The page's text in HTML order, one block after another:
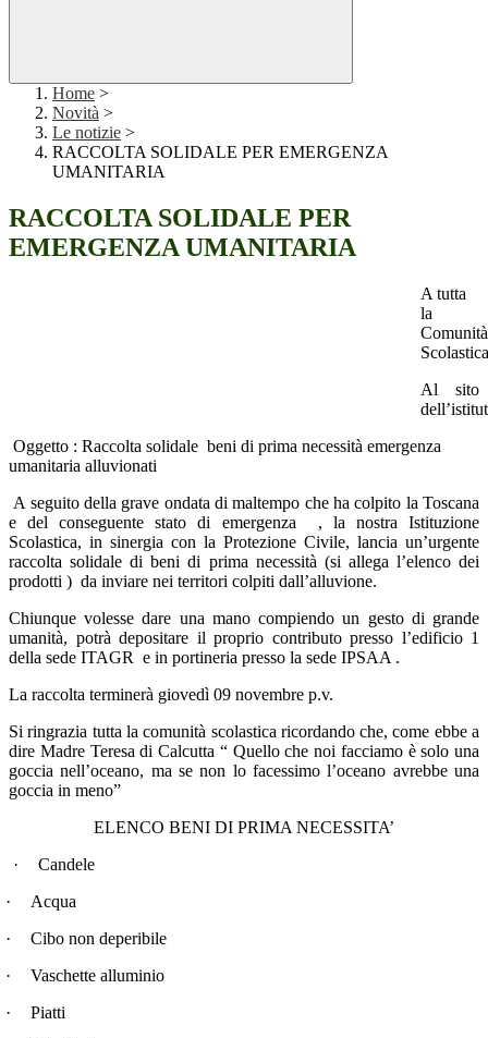
Home >
Novità >
Le notizie >
RACCOLTA SOLIDALE PER EMERGENZA
UMANITARIA
RACCOLTA SOLIDALE PER
EMERGENZA UMANITARIA
A tutta
la
Comunità
Scolastica
Al sito
Oggetto : Raccolta solidale beni di prima necessità emergenza
umanitaria alluvionati
A seguito della grave ondata di maltempo che ha colpito la Toscana
e del conseguente stato di emergenza
, la nostra Istituzione
Scolastica, in sinergia con la Protezione Civile, lancia un’urgente
raccolta solidale di beni di prima necessità (si allega l’elenco dei
prodotti ) da inviare nei territori colpiti dall’alluvione.
Chiunque volesse dare una mano compiendo un gesto di grande
umanità, potrà depositare il proprio contributo presso l’edificio 1
della sede ITAGR e in portineria presso la sede IPSAA .
La raccolta terminerà giovedì 09 novembre p.v.
Si ringrazia tutta la comunità scolastica ricordando che, come ebbe a
dire Madre Teresa di Calcutta “ Quello che noi facciamo è solo una
goccia nell’oceano, ma se non lo facessimo l’oceano avrebbe una
goccia in meno”
ELENCO BENI DI PRIMA NECESSITA’
·
Candele
·
Acqua
·
Cibo non deperibile
·
Vaschette alluminio
·
Piatti